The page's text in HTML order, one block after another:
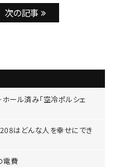
次の記事
ール済み「空冷ポルシェ
はどんな人を幸せにでき
電費